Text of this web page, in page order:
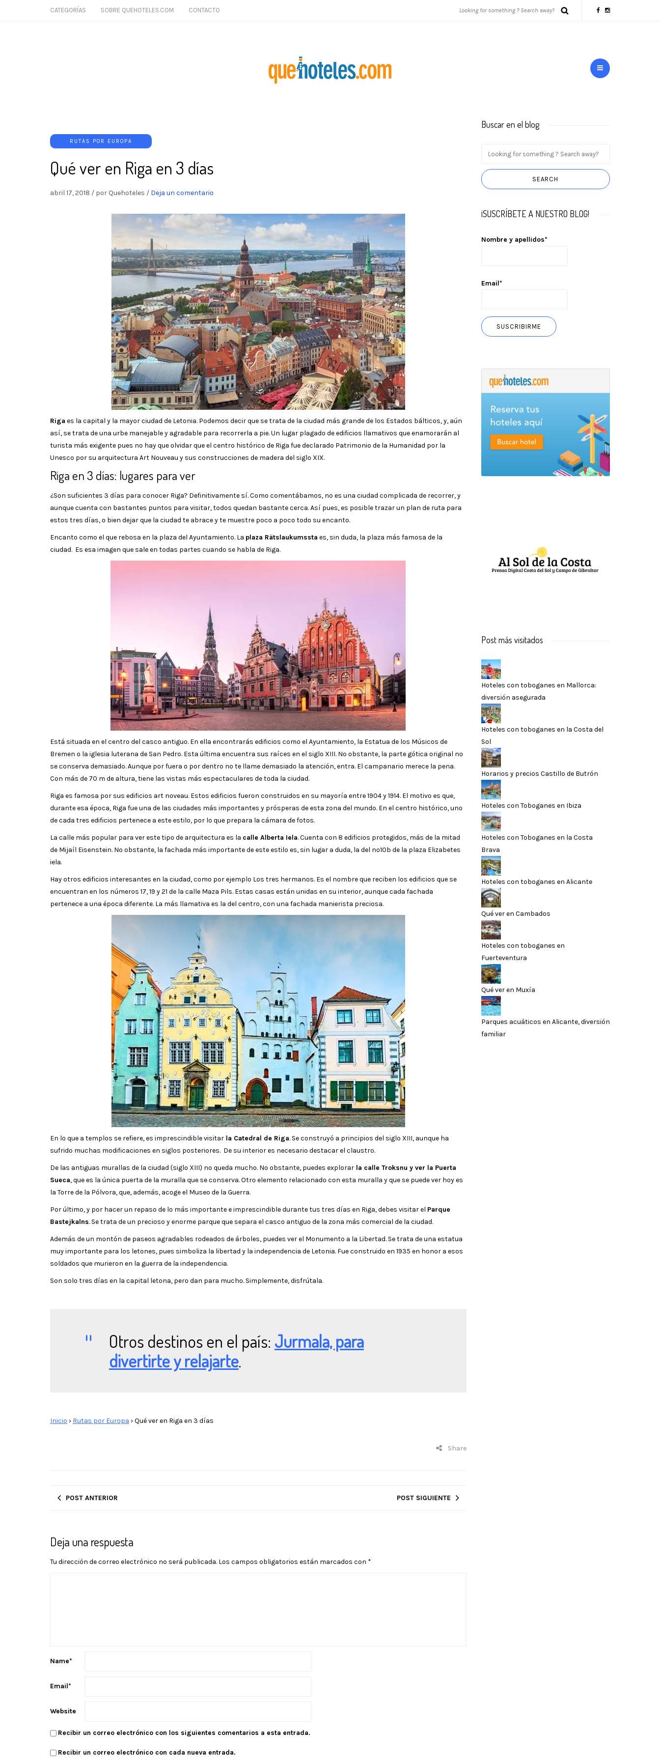
CATEGORÍAS SOBRE QUEHOTELES.COM CONTACTO
RUTAS POR EUROPA
Qué ver en Riga en 3 días
abril 17, 2018 / por Quehoteles / Deja un comentario
Riga es la capital y la mayor ciudad de Letonia. Podemos decir que se trata de la ciudad más grande de los Estados bálticos, y, aún
así, se trata de una urbe manejable y agradable para recorrerla a pie. Un lugar plagado de edificios llamativos que enamorarán al
turista más exigente pues no hay que olvidar que el centro histórico de Riga fue declarado Patrimonio de la Humanidad por la
Unesco por su arquitectura Art Nouveau y sus construcciones de madera del siglo XIX.
Riga en 3 días: lugares para ver
¿Son suficientes 3 días para conocer Riga? Definitivamente sí. Como comentábamos, no es una ciudad complicada de recorrer, y
aunque cuenta con bastantes puntos para visitar, todos quedan bastante cerca. Así pues, es posible trazar un plan de ruta para
estos tres días, o bien dejar que la ciudad te abrace y te muestre poco a poco todo su encanto.
Encanto como el que rebosa en la plaza del Ayuntamiento. La plaza Rätslaukumssta es, sin duda, la plaza más famosa de la
ciudad. Es esa imagen que sale en todas partes cuando se habla de Riga.
Está situada en el centro del casco antiguo. En ella encontrarás edificios como el Ayuntamiento, la Estatua de los Músicos de
Bremen o la iglesia luterana de San Pedro. Esta última encuentra sus raíces en el siglo XIII. No obstante, la parte gótica original no
se conserva demasiado. Aunque por fuera o por dentro no te llame demasiado la atención, entra. El campanario merece la pena.
Con más de 70 m de altura, tiene las vistas más espectaculares de toda la ciudad.
Riga es famosa por sus edificios art noveau. Estos edificios fueron construidos en su mayoría entre 1904 y 1914. El motivo es que,
durante esa época, Riga fue una de las ciudades más importantes y prósperas de esta zona del mundo. En el centro histórico, uno
de cada tres edificios pertenece a este estilo, por lo que prepara la cámara de fotos.
La calle más popular para ver este tipo de arquitectura es la calle Alberta Iela. Cuenta con 8 edificios protegidos, más de la mitad
de Mijaíl Eisenstein. No obstante, la fachada más importante de este estilo es, sin lugar a duda, la del nº10b de la plaza Elizabetes
iela.
Hay otros edificios interesantes en la ciudad, como por ejemplo Los tres hermanos. Es el nombre que reciben los edificios que se
encuentran en los números 17, 19 y 21 de la calle Maza Pils. Estas casas están unidas en su interior, aunque cada fachada
pertenece a una época diferente. La más llamativa es la del centro, con una fachada manierista preciosa.
En lo que a templos se refiere, es imprescindible visitar la Catedral de Riga. Se construyó a principios del siglo XIII, aunque ha
sufrido muchas modificaciones en siglos posteriores. De su interior es necesario destacar el claustro.
De las antiguas murallas de la ciudad (siglo XIII) no queda mucho. No obstante, puedes explorar la calle Troksnu y ver la Puerta
Sueca, que es la única puerta de la muralla que se conserva. Otro elemento relacionado con esta muralla y que se puede ver hoy es
la Torre de la Pólvora, que, además, acoge el Museo de la Guerra.
Por último, y por hacer un repaso de lo más importante e imprescindible durante tus tres días en Riga, debes visitar el Parque
Bastejkalns. Se trata de un precioso y enorme parque que separa el casco antiguo de la zona más comercial de la ciudad.
Además de un montón de paseos agradables rodeados de árboles, puedes ver el Monumento a la Libertad. Se trata de una estatua
muy importante para los letones, pues simboliza la libertad y la independencia de Letonia. Fue construido en 1935 en honor a esos
soldados que murieron en la guerra de la independencia.
Son solo tres días en la capital letona, pero dan para mucho. Simplemente, disfrútala.
Otros destinos en el país: Jurmala, para
divertirte y relajarte.
Inicio › Rutas por Europa ›Qué ver en Riga en 3 días
Share
POST ANTERIOR POST SIGUIENTE
Deja una respuesta
Tu dirección de correo electrónico no será publicada. Los campos obligatorios están marcados con *
Name*
Email*
Website
Recibir un correo electrónico con los siguientes comentarios a esta entrada.
Recibir un correo electrónico con cada nueva entrada.
Buscar en el blog
¡SUSCRÍBETE A NUESTRO BLOG!
Nombre y apellidos*
Email*
Post más visitados
Hoteles con toboganes en Mallorca:
diversión asegurada
Hoteles con toboganes en la Costa del
Sol
Horarios y precios Castillo de Butrón
Hoteles con Toboganes en Ibiza
Hoteles con Toboganes en la Costa
Brava
Hoteles con toboganes en Alicante
Qué ver en Cambados
Hoteles con toboganes en
Fuerteventura
Qué ver en Muxía
Parques acuáticos en Alicante, diversión
familiar